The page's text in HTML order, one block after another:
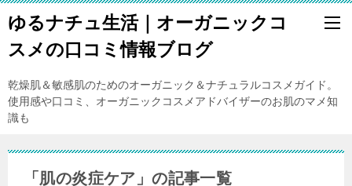
ゆるナチュ生活｜オーガニックコ
スメの口コミ情報ブログ
乾燥肌＆敏感肌のためのオーガニック＆ナチュラルコスメガイド。
使用感や口コミ、オーガニックコスメアドバイザーのお肌のマメ知
識も
「肌の炎症ケア」の記事一覧